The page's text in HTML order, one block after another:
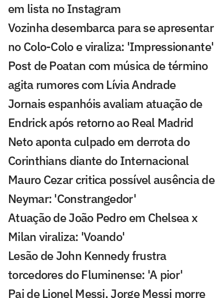
em lista no Instagram
Vozinha desembarca para se apresentar
no Colo-Colo e viraliza: 'Impressionante'
Post de Poatan com música de término
agita rumores com Lívia Andrade
Jornais espanhóis avaliam atuação de
Endrick após retorno ao Real Madrid
Neto aponta culpado em derrota do
Corinthians diante do Internacional
Mauro Cezar critica possível ausência de
Neymar: 'Constrangedor'
Atuação de João Pedro em Chelsea x
Milan viraliza: 'Voando'
Lesão de John Kennedy frustra
torcedores do Fluminense: 'A pior'
Pai de Lionel Messi, Jorge Messi morre